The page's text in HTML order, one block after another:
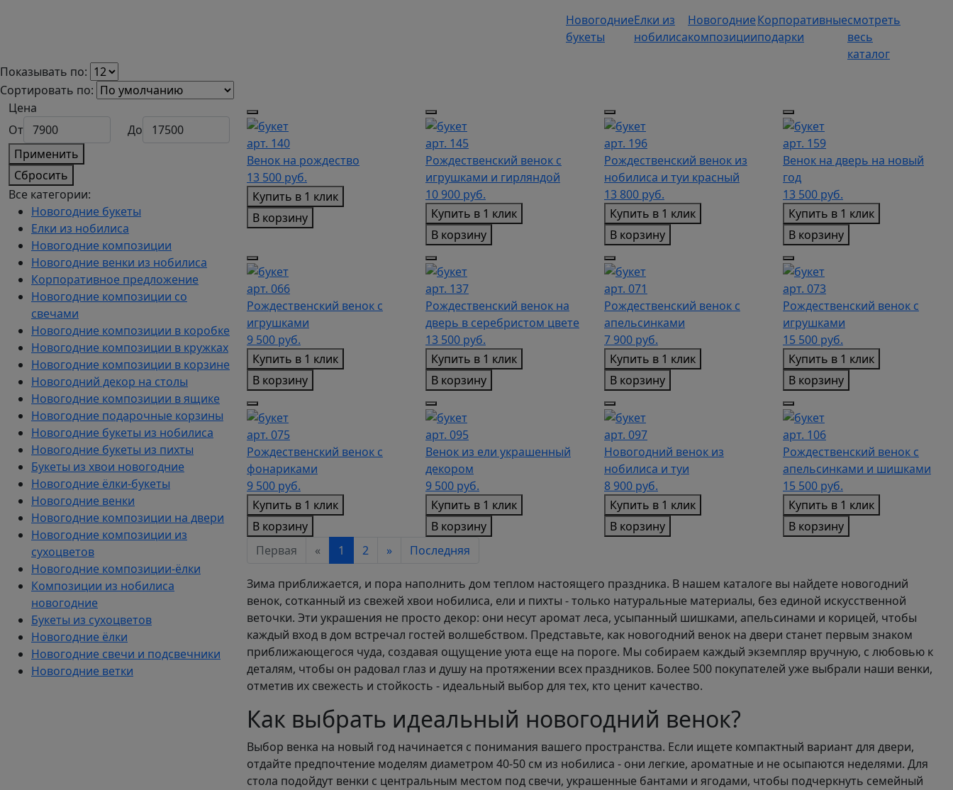
Новогодние
букеты
Елки из
нобилиса
Новогодние
композиции
Корпоративные
подарки
смотреть
весь
каталог
Показывать по:
Сортировать по:
Цена
От
До
Применить
Сбросить
Все категории:
Новогодние букеты
Елки из нобилиса
Новогодние композиции
Новогодние венки из нобилиса
Корпоративное предложение
Новогодние композиции со
свечами
Новогодние композиции в коробке
Новогодние композиции в кружках
Новогодние композиции в корзине
Новогодний декор на столы
Новогодние композиции в ящике
Новогодние подарочные корзины
Новогодние букеты из нобилиса
Новогодние букеты из пихты
Букеты из хвои новогодние
Новогодние ёлки-букеты
Новогодние венки
Новогодние композиции на двери
Новогодние композиции из
сухоцветов
Новогодние композиции-ёлки
Композиции из нобилиса
новогодние
Букеты из сухоцветов
Новогодние ёлки
Новогодние свечи и подсвечники
Новогодние ветки
арт. 140
Венок на рождество
13 500 руб.
Купить в 1 клик
В корзину
арт. 145
Рождественский венок с
игрушками и гирляндой
10 900 руб.
Купить в 1 клик
В корзину
арт. 196
Рождественский венок из
нобилиса и туи красный
13 800 руб.
Купить в 1 клик
В корзину
арт. 159
Венок на дверь на новый
год
13 500 руб.
Купить в 1 клик
В корзину
арт. 066
Рождественский венок с
игрушками
9 500 руб.
Купить в 1 клик
В корзину
арт. 137
Рождественский венок на
дверь в серебристом цвете
13 500 руб.
Купить в 1 клик
В корзину
арт. 071
Рождественский венок с
апельсинками
7 900 руб.
Купить в 1 клик
В корзину
арт. 073
Рождественский венок с
игрушками
15 500 руб.
Купить в 1 клик
В корзину
арт. 075
Рождественский венок с
фонариками
9 500 руб.
Купить в 1 клик
В корзину
арт. 095
Венок из ели украшенный
декором
9 500 руб.
Купить в 1 клик
В корзину
арт. 097
Новогодний венок из
нобилиса и туи
8 900 руб.
Купить в 1 клик
В корзину
арт. 106
Рождественский венок с
апельсинками и шишками
15 500 руб.
Купить в 1 клик
В корзину
Первая
« 1 2 » Последняя
Зима приближается, и пора наполнить дом теплом настоящего праздника. В нашем каталоге вы найдете новогодний
венок, сотканный из свежей хвои нобилиса, ели и пихты - только натуральные материалы, без единой искусственной
веточки. Эти украшения не просто декор: они несут аромат леса, усыпанный шишками, апельсинами и корицей, чтобы
каждый вход в дом встречал гостей волшебством. Представьте, как новогодний венок на двери станет первым знаком
приближающегося чуда, создавая ощущение уюта еще на пороге. Мы собираем каждый экземпляр вручную, с любовью к
деталям, чтобы он радовал глаз и душу на протяжении всех праздников. Более 500 покупателей уже выбрали наши венки,
отметив их свежесть и стойкость - идеальный выбор для тех, кто ценит качество.
Как выбрать идеальный новогодний венок?
Выбор венка на новый год начинается с понимания вашего пространства. Если ищете компактный вариант для двери,
отдайте предпочтение моделям диаметром 40-50 см из нобилиса - они легкие, ароматные и не осыпаются неделями. Для
стола подойдут венки с центральным местом под свечи, украшенные бантами и ягодами, чтобы подчеркнуть семейный